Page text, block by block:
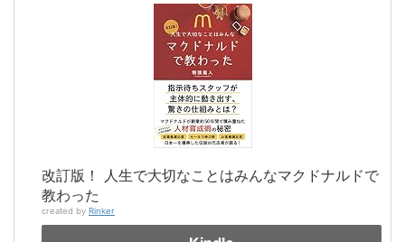
改訂版！ 人生で大切なことはみんなマクドナルドで
教わった
created by Rinker